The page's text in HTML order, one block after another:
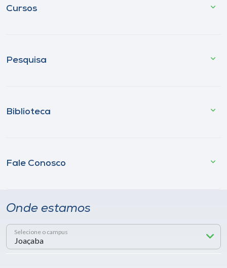
Cursos
Pesquisa
Biblioteca
Fale Conosco
Onde estamos
Selecione o campus